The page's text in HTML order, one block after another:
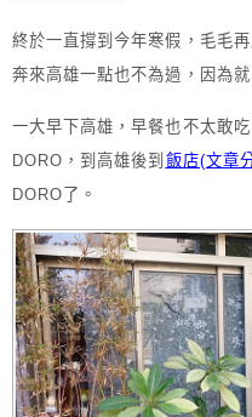
終於一直撐到今年寒假，毛毛
奔來高雄一點也不為過，因為
一大早下高雄，早餐也不太敢
DORO，到高雄後到 飯店(文章
DORO了。